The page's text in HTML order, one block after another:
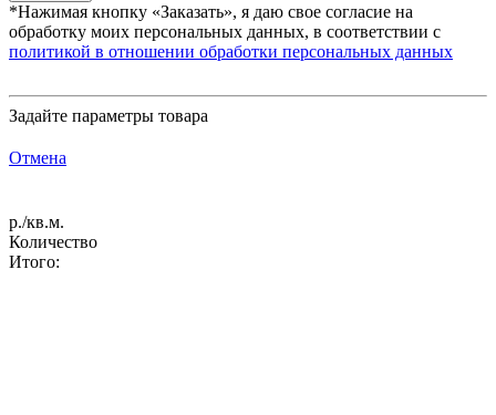
*Нажимая кнопку «Заказать», я даю свое согласие на
обработку моих персональных данных, в соответствии с
политикой в отношении обработки персональных данных
Задайте параметры товара
Отмена
р./кв.м.
Количество
Итого: